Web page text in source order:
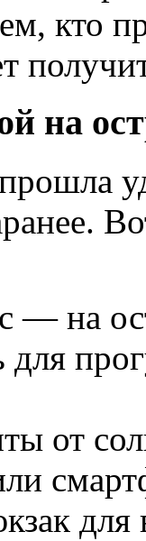
кто
на
— на
для
от
для